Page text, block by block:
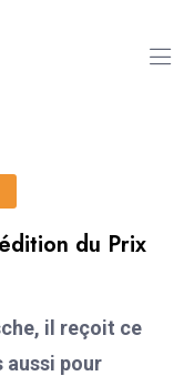
du Prix
il reçoit ce
aussi pour